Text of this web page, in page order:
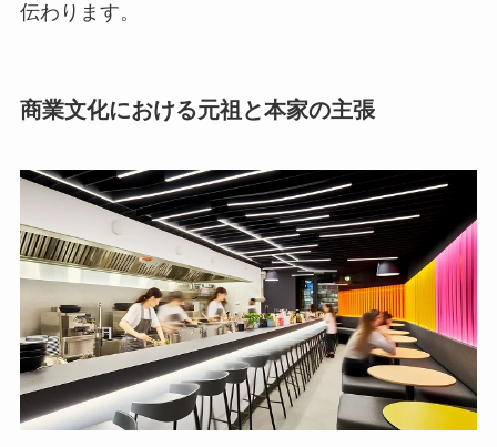
伝わります。
商業文化における元祖と本家の主張